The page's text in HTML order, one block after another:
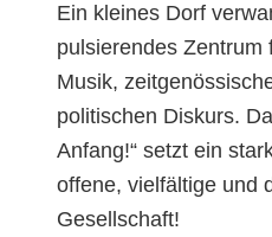
Ein kleines Dorf
pulsierendes Zentrum
Musik,
politischen Diskurs.
Anfang!“ setzt ein
offene, vielfältige und
Gesellschaft!